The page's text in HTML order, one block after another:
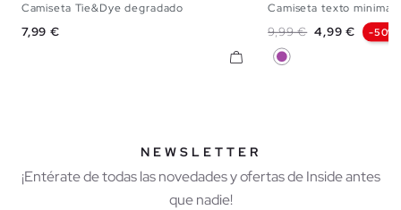
XL
Camiseta Tie&Dye degradado
Precio
7,99 €
Camiseta texto
Precio base
9,99 € Precio
4,99 € -50%
Morado
NEWSLETTER
¡Entérate de todas las novedades y ofertas de Inside antes
que nadie!